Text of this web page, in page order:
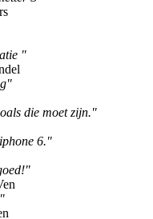
"
die moet zijn."
6."